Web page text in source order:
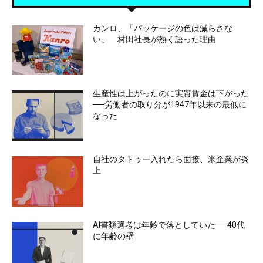
カンロ、「パッケージの色は減らさな
い」 村田社長が熱く語った理由
生産性は上がったのに実質賃金は下がった
──労働者の取り分が1947年以来の最低に
なった
自社のタトゥー入れたら面接、米企業が炎
上
AI書類選考は年齢で落としていた──40代
に年齢の壁